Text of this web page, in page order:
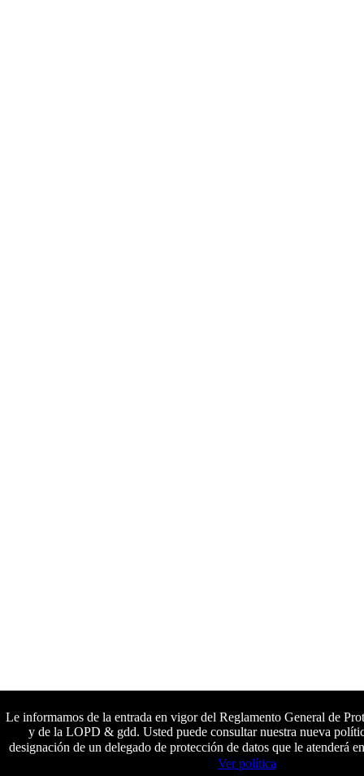
Colaboradores principales
Le informamos de la entrada en vigor del Reglamento General de
y de la LOPD & gdd. Usted puede consultar nuestra nueva
designación de un delegado de protección de datos que le atenderá
Ver política